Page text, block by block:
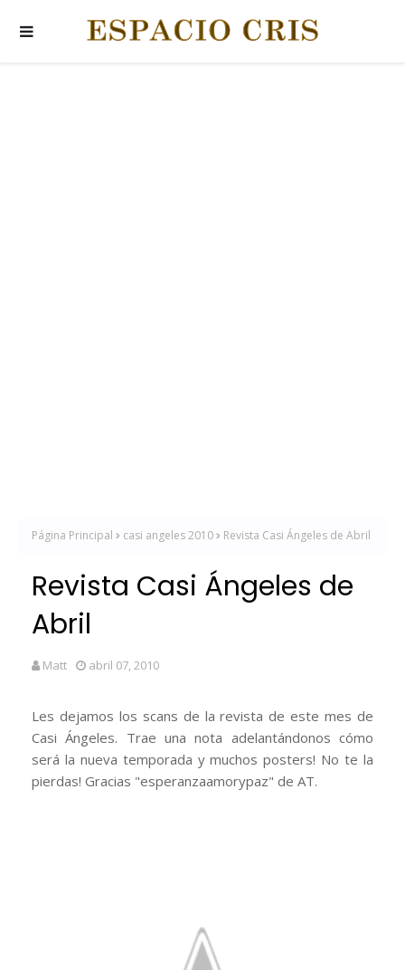
Página Principal casi angeles 2010 Revista Casi Ángeles de Abril
Revista Casi Ángeles de
Abril
Matt abril 07, 2010
Les dejamos los scans de la revista de este mes de
Casi Ángeles. Trae una nota adelantándonos cómo
será la nueva temporada y muchos posters! No te la
pierdas! Gracias "esperanzaamorypaz" de AT.